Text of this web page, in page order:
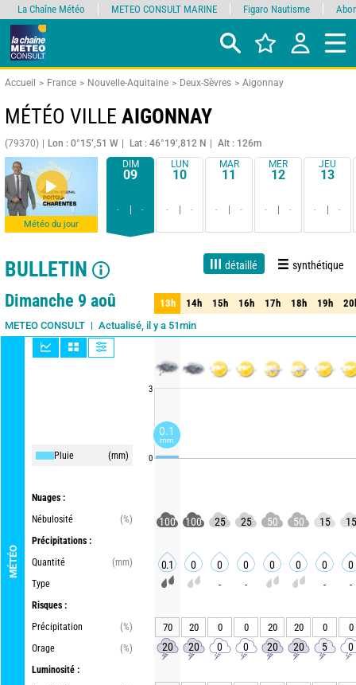
Accueil France Nouvelle-Aquitaine Deux-Sèvres Aigonnay
MÉTÉO VILLE AIGONNAY
(79370) Lon : 0°15’,51 W Lat : 46°19’,812 N Alt : 126m
Météo du jour
DIM
09
- -
LUN
10
- -
MAR
11
- -
MER
12
- -
JEU
13
- -
BULLETIN détaillé synthétique
Live 1 jour 3 jours 15 jours Fiabilité 70%
Dimanche 9 aoû
METEO CONSULT Actualisé, il y a 51min
MÉTÉO
Pluie (mm)
Nuages :
Nébulosité
(%)
Précipitations :
Quantité
(mm)
Type
Risques :
Précipitation
(%)
Orage
(%)
Luminosité :
3
0
13h 14h 15h 16h 17h 18h 19h
13h 14h 15h 16h 17h 18h 19h
100 100 25 25 50 50 15 15
0.1 0 0 0 0 0 0 0
- - - -
70 20 0 0 20 20 0 0
20 20 0 0 20 20 5 0
La Chaîne Météo METEO CONSULT MARINE Figaro Nautisme
0.1
mm